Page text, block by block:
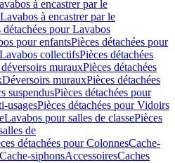
à encastrer par le
à encastrer par le
détachées pour Lavabos
pour enfantsPièces détachées pour
Lavabos collectifsPièces détachées
murauxPièces détachées
Déversoirs murauxPièces détachées
suspendusPièces détachées pour
usagesPièces détachées pour Vidoirs
Lavabos pour salles de classePièces
de
détachées pour ColonnesCache-
siphonsAccessoiresCaches